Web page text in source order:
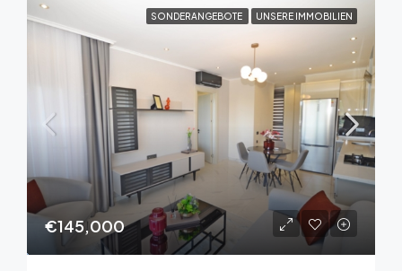
SONDERANGEBOTE UNSERE IMMOBILIEN
€145,000